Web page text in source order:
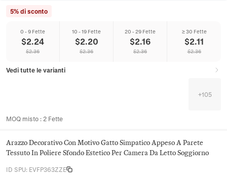
5% di sconto
0 - 9 Fette
$2.24
$2.36
10 - 19 Fette
$2.20
$2.36
20 - 29 Fette
$2.16
$2.36
≥ 30 Fette
$2.11
$2.36
Vedi tutte le varianti
+105
MOQ misto : 2 Fette
Arazzo Decorativo Con Motivo Gatto Simpatico Appeso A Parete
Tessuto In Poliere Sfondo Estetico Per Camera Da Letto Soggiorno
ID SPU: EVFP363ZZE